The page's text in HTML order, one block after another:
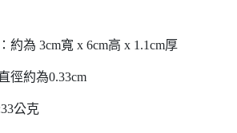
約為 3cm寬 x 6cm高 x 1.1cm厚
徑約為0.33cm
公克